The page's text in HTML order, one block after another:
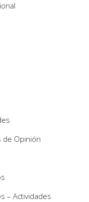
de Opinión
– Actividades